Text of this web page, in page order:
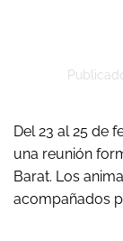
Del 23 al 25 de
una reunión
Barat. Los
acompañados